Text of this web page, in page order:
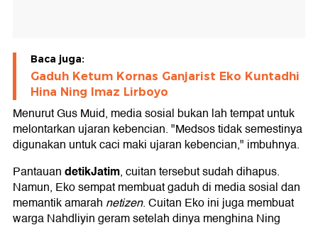
Baca juga:
Gaduh Ketum Kornas Ganjarist Eko Kuntadhi
Hina Ning Imaz Lirboyo
Menurut Gus Muid, media sosial bukan lah tempat untuk
melontarkan ujaran kebencian. "Medsos tidak semestinya
digunakan untuk caci maki ujaran kebencian," imbuhnya.
PantauandetikJatim, cuitan tersebut sudah dihapus.
Namun, Eko sempat membuat gaduh di media sosial dan
memantik amarah netizen. Cuitan Eko ini juga membuat
warga Nahdliyin geram setelah dinya menghina Ning